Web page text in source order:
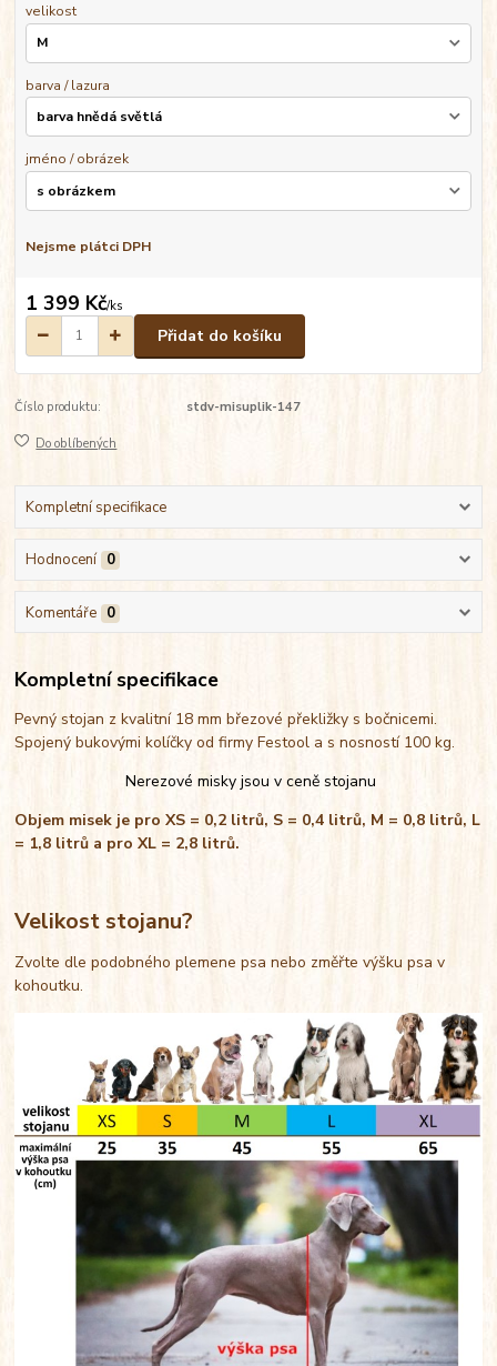
velikost
barva / lazura
jméno / obrázek
Nejsme plátci DPH
1 399 Kč/ks
Přidat do košíku
Číslo produktu: stdv-misuplik-147
Do oblíbených
Kompletní specifikace
Hodnocení 0
Komentáře 0
Kompletní specifikace
Pevný stojan z kvalitní 18 mm březové překližky s bočnicemi.
Spojený bukovými kolíčky od firmy Festool a s nosností 100 kg.
Nerezové misky jsou v ceně stojanu
Objem misek je pro XS = 0,2 litrů, S = 0,4 litrů, M = 0,8 litrů, L
= 1,8 litrů a pro XL = 2,8 litrů.
Velikost stojanu?
Zvolte dle podobného plemene psa nebo změřte výšku psa v
kohoutku.